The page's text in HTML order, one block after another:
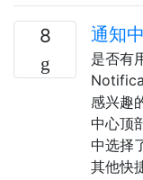
8 通知
是否有
感兴趣
中心顶
中选择
其他快